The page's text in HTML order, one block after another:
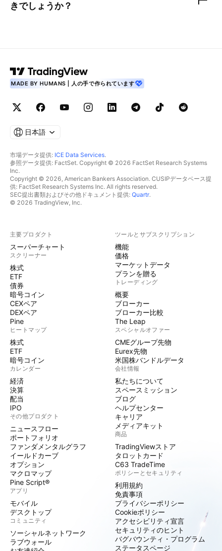
きでしょうか？
MADE BY HUMANS | 人の手で作られています
日本語
市場データ提供: ICE Data Services.
参照データ提供: FactSet. Copyright © 2026 FactSet Research Systems
Inc.
Copyright © 2026, American Bankers Association. CUSIPデータベース提
供: FactSet Research Systems Inc. All rights reserved.
SEC提出書類およびその他ドキュメント提供: Quartr.
© 2026 TradingView, Inc.
主要プロダクト
スーパーチャート
スクリーナー
株式
ETF
債券
暗号コイン
CEXペア
DEXペア
Pine
ヒートマップ
株式
ETF
暗号コイン
カレンダー
経済
決算
配当
IPO
その他プロダクト
ニュースフロー
ポートフォリオ
ファンダメンタルグラフ
イールドカーブ
オプション
マクロマップ
Pine Script®
アプリ
モバイル
デスクトップ
コミュニティ
ソーシャルネットワーク
ラブウォール
ツールとサブスクリプション
機能
価格
マーケットデータ
プランを贈る
トレーディング
概要
ブローカー
ブローカー比較
The Leap
スペシャルオファー
CMEグループ先物
Eurex先物
米国株バンドルデータ
会社情報
私たちについて
スペースミッション
ブログ
ヘルプセンター
キャリア
メディアキット
商品
TradingViewストア
タロットカード
C63 TradeTime
ポリシーとセキュリティ
利用規約
免責事項
プライバシーポリシー
Cookieポリシー
アクセシビリティ宣言
セキュリティのヒント
バグバウンティ・プログラム
ステータスページ